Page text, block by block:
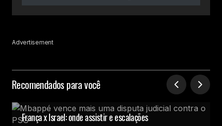
Advertisement
Recomendados para você
França x Israel: onde assistir e escalações